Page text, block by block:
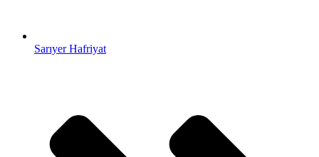
Sarıyer Hafriyat